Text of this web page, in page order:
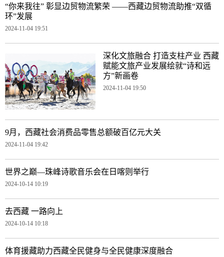
“你来我往” 彰显边贸物流繁荣 ——西藏边贸物流助推“双循
环”发展
2024-11-04 19:51
深化文旅融合 打造支柱产业 西藏
赋能文旅产业发展绘就“诗和远
方”新画卷
2024-11-04 19:50
9月，西藏社会消费品零售总额破百亿元大关
2024-11-04 19:42
世界之巅—珠峰诗歌音乐会在日喀则举行
2024-10-14 10:19
去西藏 一路向上
2024-10-14 10:18
体育援藏助力西藏全民健身与全民健康深度融合